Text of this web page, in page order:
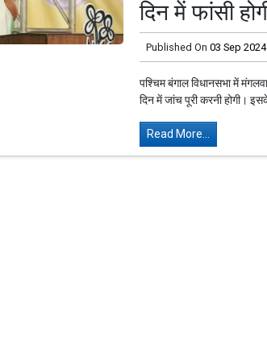
दिन में फांसी
Published On 03 Sep
पश्चिम बंगाल विधानसभा में
दिन में जांच पूरी करनी होगी।
Read More...